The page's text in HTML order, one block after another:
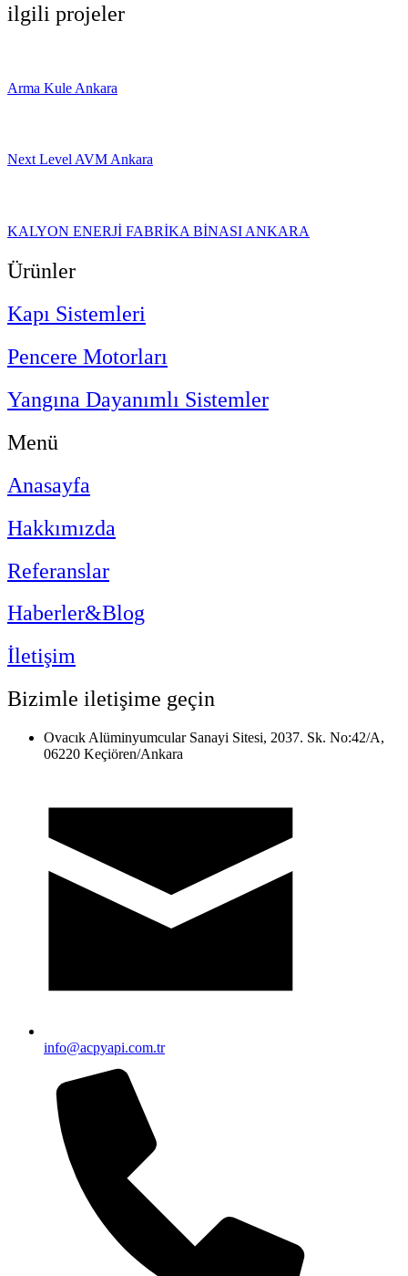
ilgili projeler
Arma Kule Ankara
Next Level AVM Ankara
KALYON ENERJİ FABRİKA BİNASI ANKARA
Ürünler
Kapı Sistemleri
Pencere Motorları
Yangına Dayanımlı Sistemler
Menü
Anasayfa
Hakkımızda
Referanslar
Haberler&Blog
İletişim
Bizimle iletişime geçin
Ovacık Alüminyumcular Sanayi Sitesi, 2037. Sk. No:42/A,
06220 Keçiören/Ankara
info@acpyapi.com.tr